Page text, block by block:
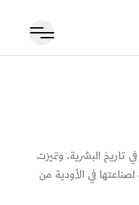
تاريخ البشرية، وتميزت
لصناعتها في الأودية من